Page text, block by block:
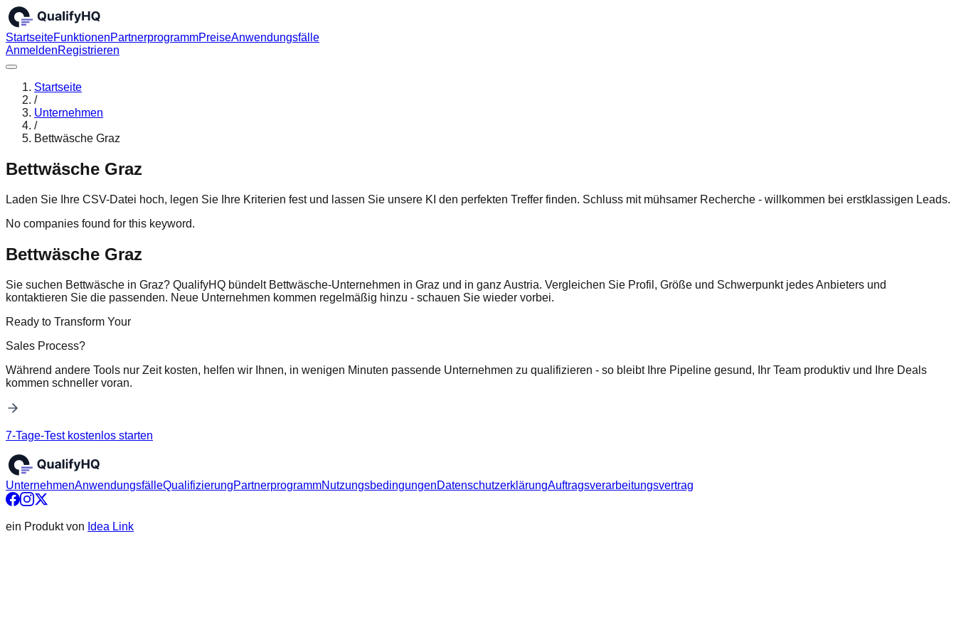
StartseiteFunktionenPartnerprogrammPreiseAnwendungsfälle
AnmeldenRegistrieren
Startseite
/
Unternehmen
/
Bettwäsche Graz
Bettwäsche Graz
Laden Sie Ihre CSV-Datei hoch, legen Sie Ihre Kriterien fest und lassen Sie unsere KI den perfekten Treffer finden. Schluss mit mühsamer Recherche - willkommen bei erstklassigen Leads.
No companies found for this keyword.
Bettwäsche Graz
Sie suchen Bettwäsche in Graz? QualifyHQ bündelt Bettwäsche-Unternehmen in Graz und in ganz Austria. Vergleichen Sie Profil, Größe und Schwerpunkt jedes Anbieters und
kontaktieren Sie die passenden. Neue Unternehmen kommen regelmäßig hinzu - schauen Sie wieder vorbei.
Ready to Transform Your
Sales Process?
Während andere Tools nur Zeit kosten, helfen wir Ihnen, in wenigen Minuten passende Unternehmen zu qualifizieren - so bleibt Ihre Pipeline gesund, Ihr Team produktiv und Ihre Deals
kommen schneller voran.
7-Tage-Test kostenlos starten
UnternehmenAnwendungsfälleQualifizierungPartnerprogrammNutzungsbedingungenDatenschutzerklärungAuftragsverarbeitungsvertrag
ein Produkt von Idea Link